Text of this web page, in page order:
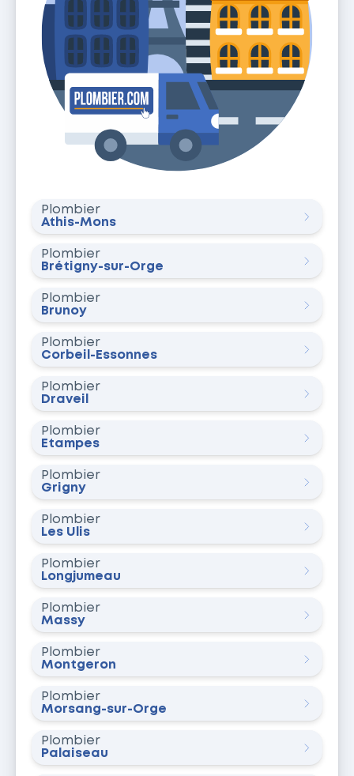
Plombier
Athis-Mons
Plombier
Brétigny-sur-Orge
Plombier
Brunoy
Plombier
Corbeil-Essonnes
Plombier
Draveil
Plombier
Étampes
Plombier
Grigny
Plombier
Les Ulis
Plombier
Longjumeau
Plombier
Massy
Plombier
Montgeron
Plombier
Morsang-sur-Orge
Plombier
Palaiseau